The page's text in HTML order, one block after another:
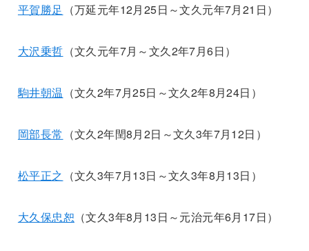
平賀勝足 （万延元年12月25日～文久元年7月21日）
大沢乗哲 （文久元年7月～文久2年7月6日）
駒井朝温 （文久2年7月25日～文久2年8月24日）
岡部長常 （文久2年閏8月2日～文久3年7月12日）
松平正之 （文久3年7月13日～文久3年8月13日）
大久保忠恕 （文久3年8月13日～元治元年6月17日）